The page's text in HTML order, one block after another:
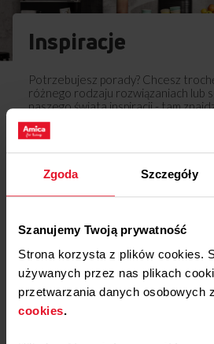
Zgoda Szczegóły
Szanujemy Twoją prywatność
Strona korzysta z plików cookies.
używanych przez nas plikach
przetwarzania danych osobowych
cookies.
Inspiracje
Potrzebujesz porady? Chcesz
różnego rodzaju rozwiązaniach lub
naszego świata inspiracji - tam
może Cię zainteresować!
Dowiedz się więcej
Opinie
Podziel
swoją
APH1006